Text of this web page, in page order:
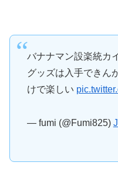
バナナマン設楽統カ
グッズは入手できん
けで楽しい
— fumi (@Fumi825)